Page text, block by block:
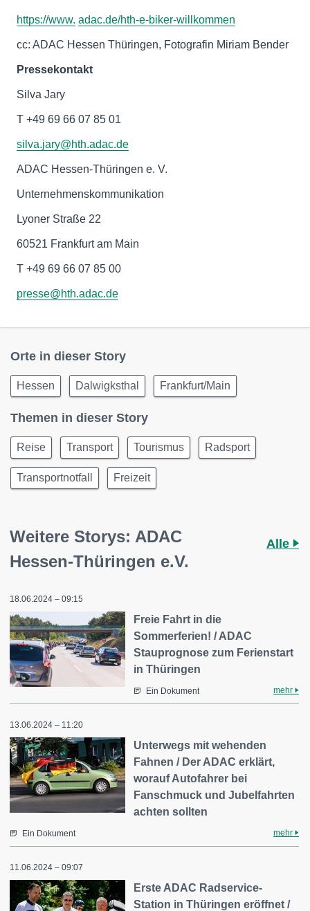
https://www. adac.de/hth-e-biker-willkommen
cc: ADAC Hessen Thüringen, Fotografin Miriam Bender
Pressekontakt
Silva Jary
T +49 69 66 07 85 01
silva.jary@hth.adac.de
ADAC Hessen-Thüringen e. V.
Unternehmenskommunikation
Lyoner Straße 22
60521 Frankfurt am Main
T +49 69 66 07 85 00
presse@hth.adac.de
Orte in dieser Story
Hessen Dalwigksthal Frankfurt/Main
Themen in dieser Story
Reise Transport Tourismus Radsport
Transportnotfall Freizeit
Weitere Storys: ADAC
Hessen-Thüringen e.V.
Alle
18.06.2024 – 09:15
Freie Fahrt in die
Sommerferien! / ADAC
Stauprognose zum Ferienstart
in Thüringen
Ein Dokument mehr
13.06.2024 – 11:20
Unterwegs mit wehenden
Fahnen / Der ADAC erklärt,
worauf Autofahrer bei
Fanschmuck und Jubelfahrten
achten sollten
Ein Dokument mehr
11.06.2024 – 09:07
Erste ADAC Radservice-
Station in Thüringen eröffnet /